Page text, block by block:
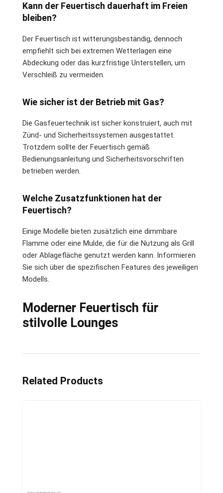
Kann der Feuertisch dauerhaft im Freien
bleiben?
Der Feuertisch ist witterungsbeständig, dennoch
empfiehlt sich bei extremen Wetterlagen eine
Abdeckung oder das kurzfristige Unterstellen, um
Verschleiß zu vermeiden.
Wie sicher ist der Betrieb mit Gas?
Die Gasfeuertechnik ist sicher konstruiert, auch mit
Zünd- und Sicherheitssystemen ausgestattet.
Trotzdem sollte der Feuertisch gemäß
Bedienungsanleitung und Sicherheitsvorschriften
betrieben werden.
Welche Zusatzfunktionen hat der
Feuertisch?
Einige Modelle bieten zusätzlich eine dimmbare
Flamme oder eine Mulde, die für die Nutzung als Grill
oder Ablagefläche genutzt werden kann. Informieren
Sie sich über die spezifischen Features des jeweiligen
Modells.
Moderner Feuertisch für
stilvolle Lounges
Related Products